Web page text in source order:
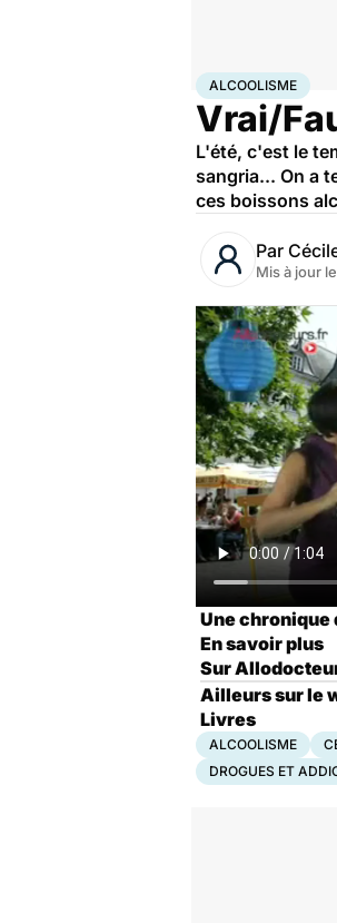
AccueilSantéMaladies
ALCOOLISME
Vrai/
L'été, c'est le
sangria... On a
ces boissons
Par
Mis à jour le
Une chronique
En savoir plus
Sur
Ailleurs sur le
Livres
ALCOOLISME
DROGUES ET